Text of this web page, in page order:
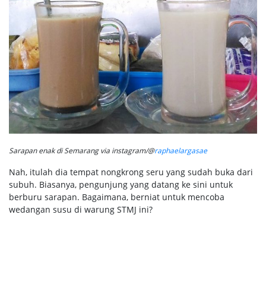
Sarapan enak di Semarang via instagram/@raphaelargasae
Nah, itulah dia tempat nongkrong seru yang sudah buka dari
subuh. Biasanya, pengunjung yang datang ke sini untuk
berburu sarapan. Bagaimana, berniat untuk mencoba
wedangan susu di warung STMJ ini?